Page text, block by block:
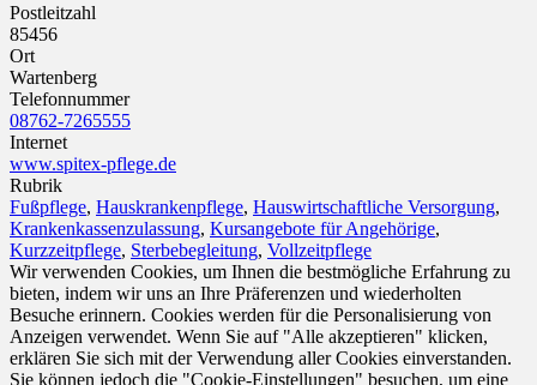
Postleitzahl
85456
Ort
Wartenberg
Telefonnummer
08762-7265555
Internet
www.spitex-pflege.de
Rubrik
Fußpflege, Hauskrankenpflege, Hauswirtschaftliche Versorgung,
Krankenkassenzulassung, Kursangebote für Angehörige,
Kurzzeitpflege, Sterbebegleitung, Vollzeitpflege
Wir verwenden Cookies, um Ihnen die bestmögliche Erfahrung zu
bieten, indem wir uns an Ihre Präferenzen und wiederholten
Besuche erinnern. Cookies werden für die Personalisierung von
Anzeigen verwendet. Wenn Sie auf "Alle akzeptieren" klicken,
erklären Sie sich mit der Verwendung aller Cookies einverstanden.
Sie können jedoch die "Cookie-Einstellungen" besuchen, um eine